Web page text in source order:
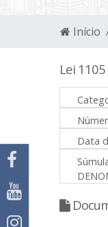
Início
Lei
Data